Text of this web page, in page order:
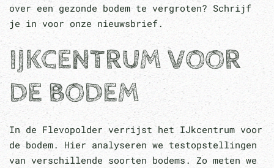
over een gezonde bodem te vergroten? Schrijf
je in voor onze nieuwsbrief.
IJKCENTRUM VOOR
DE BODEM
In de Flevopolder verrijst het IJkcentrum voor
de bodem. Hier analyseren we testopstellingen
van verschillende soorten bodems. Zo meten we